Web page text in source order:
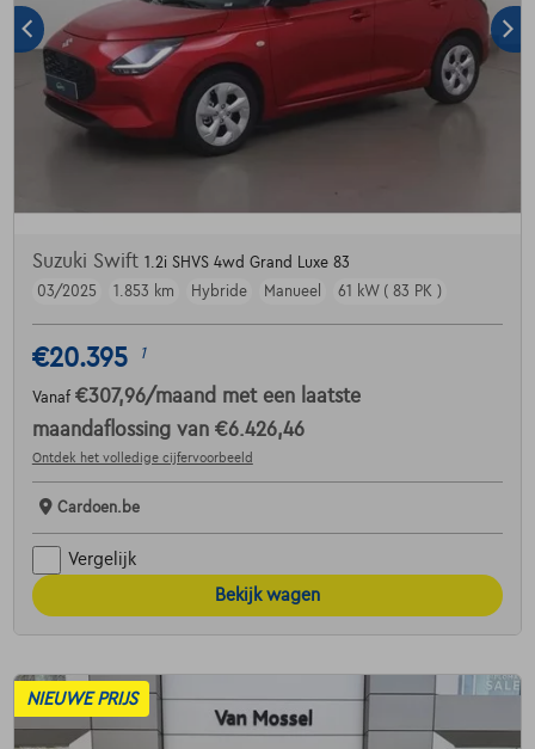
Suzuki Swift 1.2i SHVS 4wd Grand Luxe 83
03/2025
1.853 km Hybride Manueel 61 kW ( 83 PK )
€20.395 1
Vanaf €307,96/maand met een laatste
maandaflossing van €6.426,46
Ontdek het volledige cijfervoorbeeld
Cardoen.be
Vergelijk
Bekijk wagen
NIEUWE PRIJS